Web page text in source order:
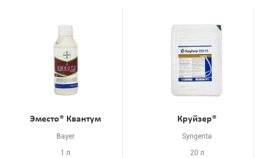
Эместо® Квантум
Bayer
1 л
Круйзер®
Syngenta
20 л